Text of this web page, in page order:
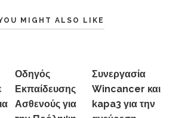
MIGHT ALSO LIKE
Οδηγός
Εκπαίδευσης
Ασθενούς για
Συνεργασία
Wincancer και
kapa3 για την